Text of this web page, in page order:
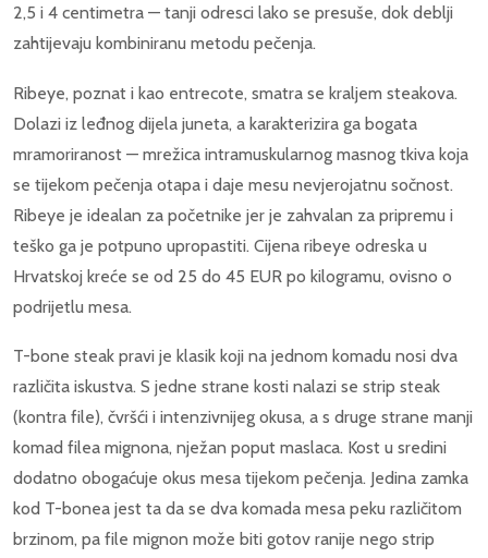
2,5 i 4 centimetra — tanji odresci lako se presuše, dok deblji
zahtijevaju kombiniranu metodu pečenja.
Ribeye, poznat i kao entrecote, smatra se kraljem steakova.
Dolazi iz leđnog dijela juneta, a karakterizira ga bogata
mramoriranost — mrežica intramuskularnog masnog tkiva koja
se tijekom pečenja otapa i daje mesu nevjerojatnu sočnost.
Ribeye je idealan za početnike jer je zahvalan za pripremu i
teško ga je potpuno upropastiti. Cijena ribeye odreska u
Hrvatskoj kreće se od 25 do 45 EUR po kilogramu, ovisno o
podrijetlu mesa.
T-bone steak pravi je klasik koji na jednom komadu nosi dva
različita iskustva. S jedne strane kosti nalazi se strip steak
(kontra file), čvršći i intenzivnijeg okusa, a s druge strane manji
komad filea mignona, nježan poput maslaca. Kost u sredini
dodatno obogaćuje okus mesa tijekom pečenja. Jedina zamka
kod T-bonea jest ta da se dva komada mesa peku različitom
brzinom, pa file mignon može biti gotov ranije nego strip